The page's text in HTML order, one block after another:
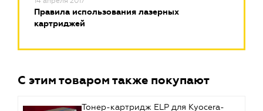
Правила использования лазерных
картриджей
С этим товаром также покупают
Тонер-картридж ELP для Kyocera-